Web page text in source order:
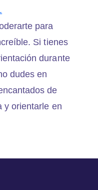
para
Si tienes
durante
dudes en
de
y orientarle en